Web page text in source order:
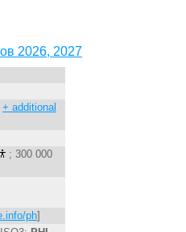
2026, 2027
+ additional
; 300 000
ph]